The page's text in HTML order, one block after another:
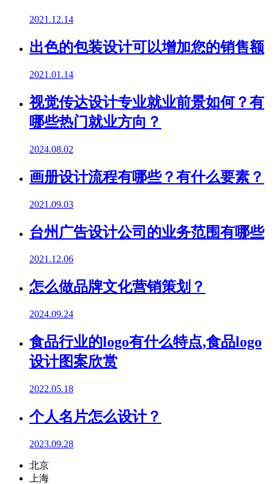
2021.12.14
出色的包装设计可以增加您的销售额
2021.01.14
视觉传达设计专业就业前景如何？有
哪些热门就业方向？
2024.08.02
画册设计流程有哪些？有什么要素？
2021.09.03
台州广告设计公司的业务范围有哪些
2021.12.06
怎么做品牌文化营销策划？
2024.09.24
食品行业的logo有什么特点,食品logo
设计图案欣赏
2022.05.18
个人名片怎么设计？
2023.09.28
北京
上海